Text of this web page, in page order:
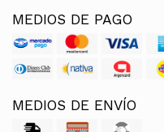
MEDIOS DE PAGO
MEDIOS DE ENVÍO